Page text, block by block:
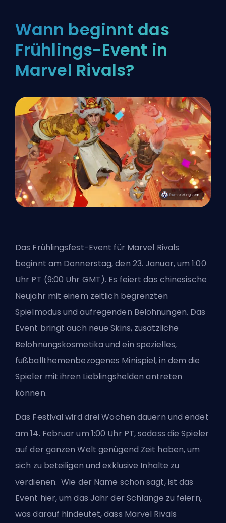
Wann beginnt das
Frühlings-Event in
Marvel Rivals?
Das Frühlingsfest-Event für Marvel Rivals
beginnt am Donnerstag, den 23. Januar, um 1:00
Uhr PT (9:00 Uhr GMT). Es feiert das chinesische
Neujahr mit einem zeitlich begrenzten
Spielmodus und aufregenden Belohnungen. Das
Event bringt auch neueSkins, zusätzliche
Belohnungskosmetika und ein spezielles,
fußballthemenbezogenes Minispiel, in dem die
Spieler mit ihren Lieblingshelden antreten
können.
Das Festival wird drei Wochen dauern und endet
am 14. Februar um 1:00 Uhr PT, sodass die Spieler
auf der ganzen Welt genügend Zeit haben, um
sich zu beteiligen und exklusive Inhalte zu
verdienen. Wie der Name schon sagt, ist das
Event hier, um das Jahr der Schlange zu feiern,
was darauf hindeutet, dass Marvel Rivals